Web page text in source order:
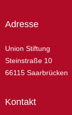
Adresse
Union Stiftung
Steinstraße 10
66115 Saarbrücken
Kontakt